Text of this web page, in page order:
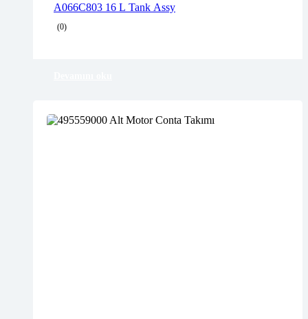
A066C803 16 L Tank Assy
(0)
Delivery time: 1-2 business days